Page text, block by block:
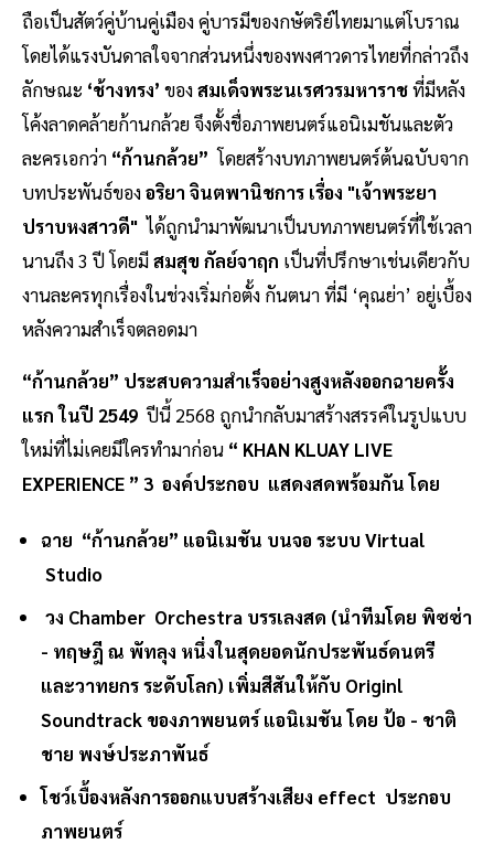
ถือเป็นสัตว์คู่บ้านคู่เมือง คู่บารมีของกษัตริย์ไทยมาแต่โบราณ
โดยได้แรงบันดาลใจจากส่วนหนึ่งของพงศาวดารไทยที่กล่าวถึง
ลักษณะ ‘ช้างทรง’ ของสมเด็จพระนเรศวรมหาราชที่มีหลัง
โค้งลาดคล้ายก้านกล้วย จึงตั้งชื่อภาพยนตร์แอนิเมชันและตัว
ละครเอกว่า “ก้านกล้วย”โดยสร้างบทภาพยนตร์ต้นฉบับจาก
บทประพันธ์ของอริยา จินตพานิชการ เรื่อง "เจ้าพระยา
ปราบหงสาวดี"ได้ถูกนำมาพัฒนาเป็นบทภาพยนตร์ที่ใช้เวลา
นานถึง 3 ปี โดยมีสมสุข กัลย์จาฤก เป็นที่ปรึกษาเช่นเดียวกับ
งานละครทุกเรื่องในช่วงเริ่มก่อตั้ง กันตนา ที่มี ‘คุณย่า’ อยู่เบื้อง
หลังความสำเร็จตลอดมา
“ก้านกล้วย” ประสบความสำเร็จอย่างสูงหลังออกฉายครั้ง
แรก ในปี 2549 ปีนี้ 2568 ถูกนำกลับมาสร้างสรรค์ในรูปแบบ
ใหม่ที่ไม่เคยมีใครทำมาก่อน “ KHAN KLUAY LIVE
EXPERIENCE ” 3 องค์ประกอบ แสดงสดพร้อมกัน โดย
ฉาย “ก้านกล้วย” แอนิเมชัน บนจอ ระบบ Virtual
Studio
วง Chamber Orchestra บรรเลงสด (นำทีมโดย พิซซ่า
- ทฤษฎี ณ พัทลุง หนึ่งในสุดยอดนักประพันธ์ดนตรี
และวาทยกร ระดับโลก) เพิ่มสีสันให้กับ Originl
Soundtrack ของภาพยนตร์ แอนิเมชัน โดย ป้อ - ชาติ
ชาย พงษ์ประภาพันธ์
โชว์เบื้องหลังการออกแบบสร้างเสียง effect ประกอบ
ภาพยนตร์